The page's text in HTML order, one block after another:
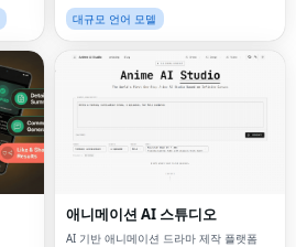
대규모 언어 모델
애니메이션 AI 스튜디오
AI 기반 애니메이션 드라마 제작 플랫폼